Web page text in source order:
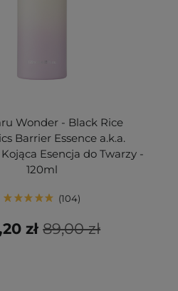
Wonder - Black Rice
Barrier Essence a.k.a.
Esencja do Twarzy -
120ml
104
89,00 zł
zł